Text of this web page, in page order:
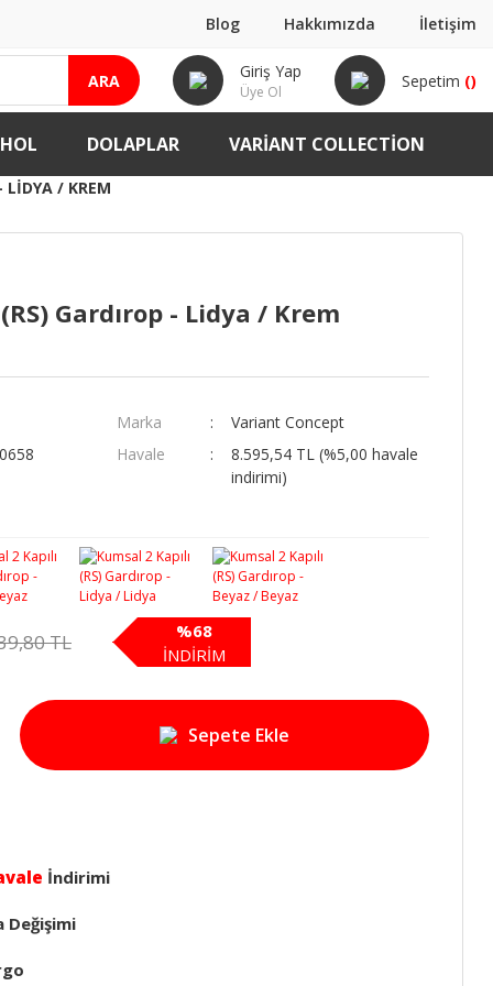
Blog Hakkımızda İletişim
ARA Giriş Yap
Üye Ol
Sepetim ()
DOLAPLAR VARIANT COLLECTION
LIDYA / KREM
Gardırop - Lidya / Krem
Marka
Variant Concept
Havale
8.595,54 TL (%5,00 havale
indirimi)
TL
%68
İNDİRİM
Sepete Ekle
İndirimi
Değişimi